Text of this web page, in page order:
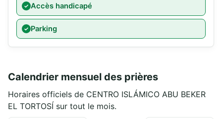
Accès handicapé
Parking
Calendrier mensuel des prières
Horaires officiels de CENTRO ISLÁMICO ABU BEKER
EL TORTOSÍ sur tout le mois.